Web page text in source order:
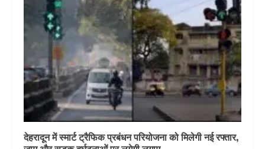
देहरादून में स्मार्ट ट्रैफिक प्रबंधन परियोजना को मिलेगी नई रफ्तार,